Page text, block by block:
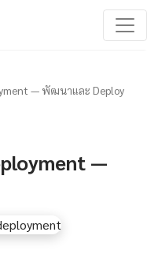
— พัฒนาและ Deploy
—